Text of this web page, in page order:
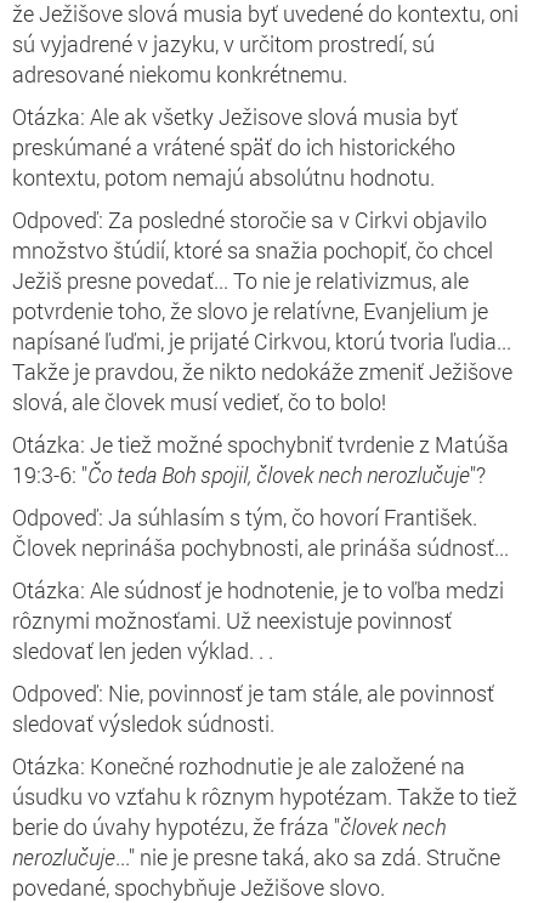
že Ježišove slová musia byť uvedené do kontextu, oni
sú vyjadrené v jazyku, v určitom prostredí, sú
adresované niekomu konkrétnemu.
Otázka: Ale ak všetky Ježisove slová musia byť
preskúmané a vrátené späť do ich historického
kontextu, potom nemajú absolútnu hodnotu.
Odpoveď: Za posledné storočie sa v Cirkvi objavilo
množstvo štúdií, ktoré sa snažia pochopiť, čo chcel
Ježiš presne povedať... To nie je relativizmus, ale
potvrdenie toho, že slovo je relatívne, Evanjelium je
napísané ľuďmi, je prijaté Cirkvou, ktorú tvoria ľudia...
Takže je pravdou, že nikto nedokáže zmeniť Ježišove
slová, ale človek musí vedieť, čo to bolo!
Otázka: Je tiež možné spochybniť tvrdenie z Matúša
19:3-6: "Čo teda Boh spojil, človek nech nerozlučuje"?
Odpoveď: Ja súhlasím s tým, čo hovorí František.
Človek neprináša pochybnosti, ale prináša súdnosť...
Otázka: Ale súdnosť je hodnotenie, je to voľba medzi
rôznymi možnosťami. Už neexistuje povinnosť
sledovať len jeden výklad. . .
Odpoveď: Nie, povinnosť je tam stále, ale povinnosť
sledovať výsledok súdnosti.
Otázka: Konečné rozhodnutie je ale založené na
úsudku vo vzťahu k rôznym hypotézam. Takže to tiež
berie do úvahy hypotézu, že fráza "človek nech
nerozlučuje..." nie je presne taká, ako sa zdá. Stručne
povedané, spochybňuje Ježišove slovo.